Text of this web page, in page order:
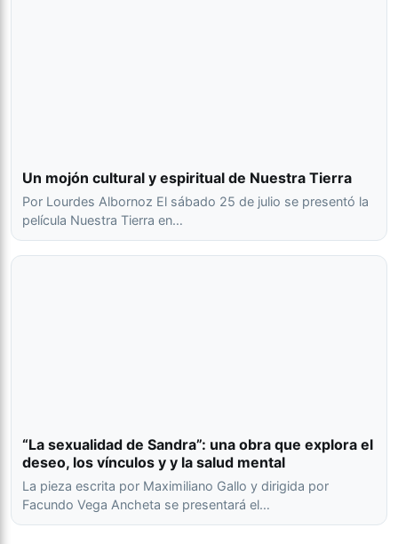
Un mojón cultural y espiritual de Nuestra Tierra
Por Lourdes Albornoz El sábado 25 de julio se presentó la
película Nuestra Tierra en…
“La sexualidad de Sandra”: una obra que explora el
deseo, los vínculos y y la salud mental
La pieza escrita por Maximiliano Gallo y dirigida por
Facundo Vega Ancheta se presentará el…